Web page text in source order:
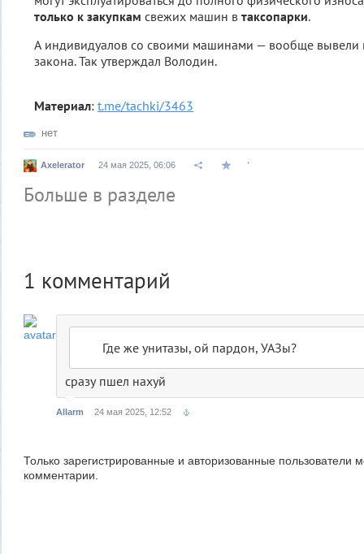
только к закупкам свежих машин в таксопарки.
А индивидуалов со своими машинами — вообще вывели
закона. Так утверждал Володин.
Материал: t.me/tachki/3463
нет
Axelerator 24 мая 2025, 06:06
Больше в разделе
1 комментарий
Где же унитазы, ой пардон, УАЗы?
сразу пшел нахуй
Allarm 24 мая 2025, 12:52
Только зарегистрированные и авторизованные пользователи
комментарии.